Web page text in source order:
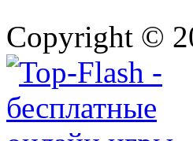
Copyright ©